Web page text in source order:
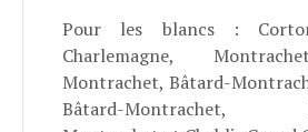
Pour les blancs : Corton-
Charlemagne,
Montrachet, Bâtard-
Bâtard-Montrachet,